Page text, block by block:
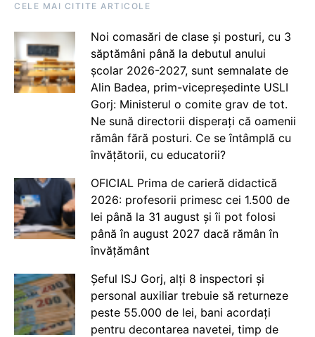
CELE MAI CITITE ARTICOLE
Noi comasări de clase și posturi, cu 3
săptămâni până la debutul anului
școlar 2026-2027, sunt semnalate de
Alin Badea, prim-vicepreședinte USLI
Gorj: Ministerul o comite grav de tot.
Ne sună directorii disperați că oamenii
rămân fără posturi. Ce se întâmplă cu
învățătorii, cu educatorii?
OFICIAL Prima de carieră didactică
2026: profesorii primesc cei 1.500 de
lei până la 31 august și îi pot folosi
până în august 2027 dacă rămân în
învățământ
Șeful ISJ Gorj, alți 8 inspectori și
personal auxiliar trebuie să returneze
peste 55.000 de lei, bani acordați
pentru decontarea navetei, timp de